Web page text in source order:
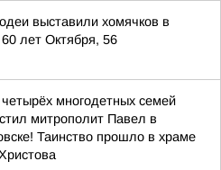
выставили хомячков в
лет Октября, 56
четырёх многодетных семей
митрополит Павел в
Таинство прошло в храме